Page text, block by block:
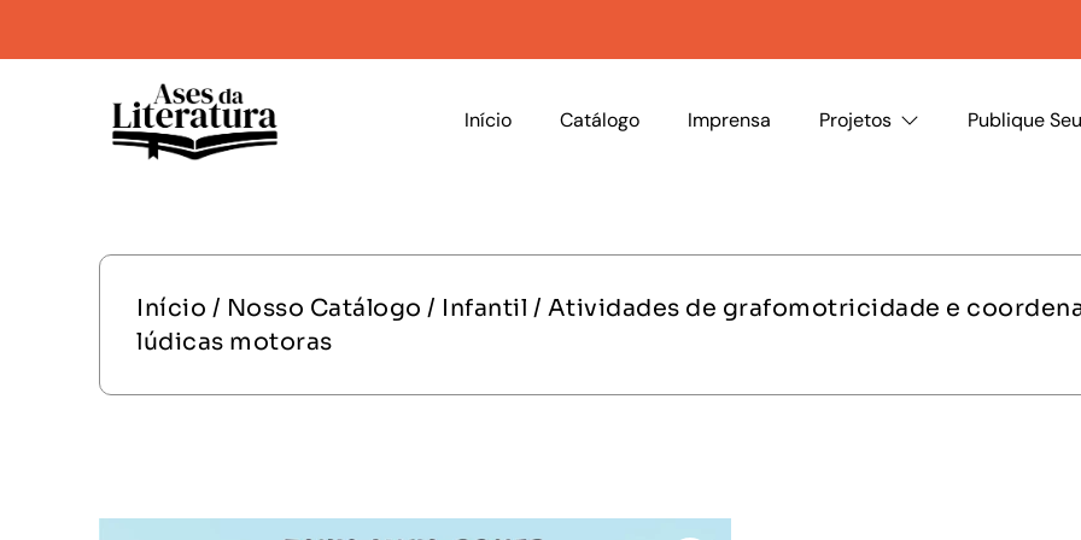
Início Catálogo Imprensa Projetos Publique
Início / Nosso Catálogo / Infantil / Atividades de grafomotricidade e
lúdicas motoras